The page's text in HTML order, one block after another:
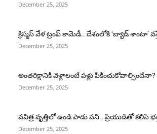
December 25, 2025
క్రిస్మస్ వేళ ట్రంప్ కామెడీ.. దేశంలోకి ‘బ్యాడ్ శాంటా’
December 25, 2025
అంతరిక్షానికి వెళ్లాలంటే పళ్లు పీకించుకోవాల్సిందేనా?
December 25, 2025
పవిత్ర వృత్తిలో ఉండి పాడు పని.. ప్రియుడితో కలిసి
December 25, 2025